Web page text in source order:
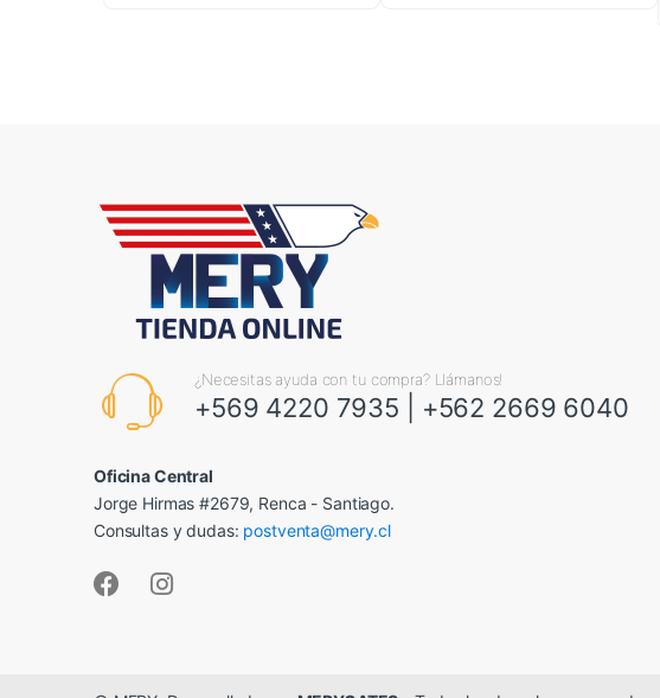
¿Necesitas ayuda con tu compra? Llámanos!
+569 4220 7935 +562 2669 6040
Oficina Central
Jorge Hirmas #2679, Renca - Santiago.
Consultas y dudas: postventa@mery.cl